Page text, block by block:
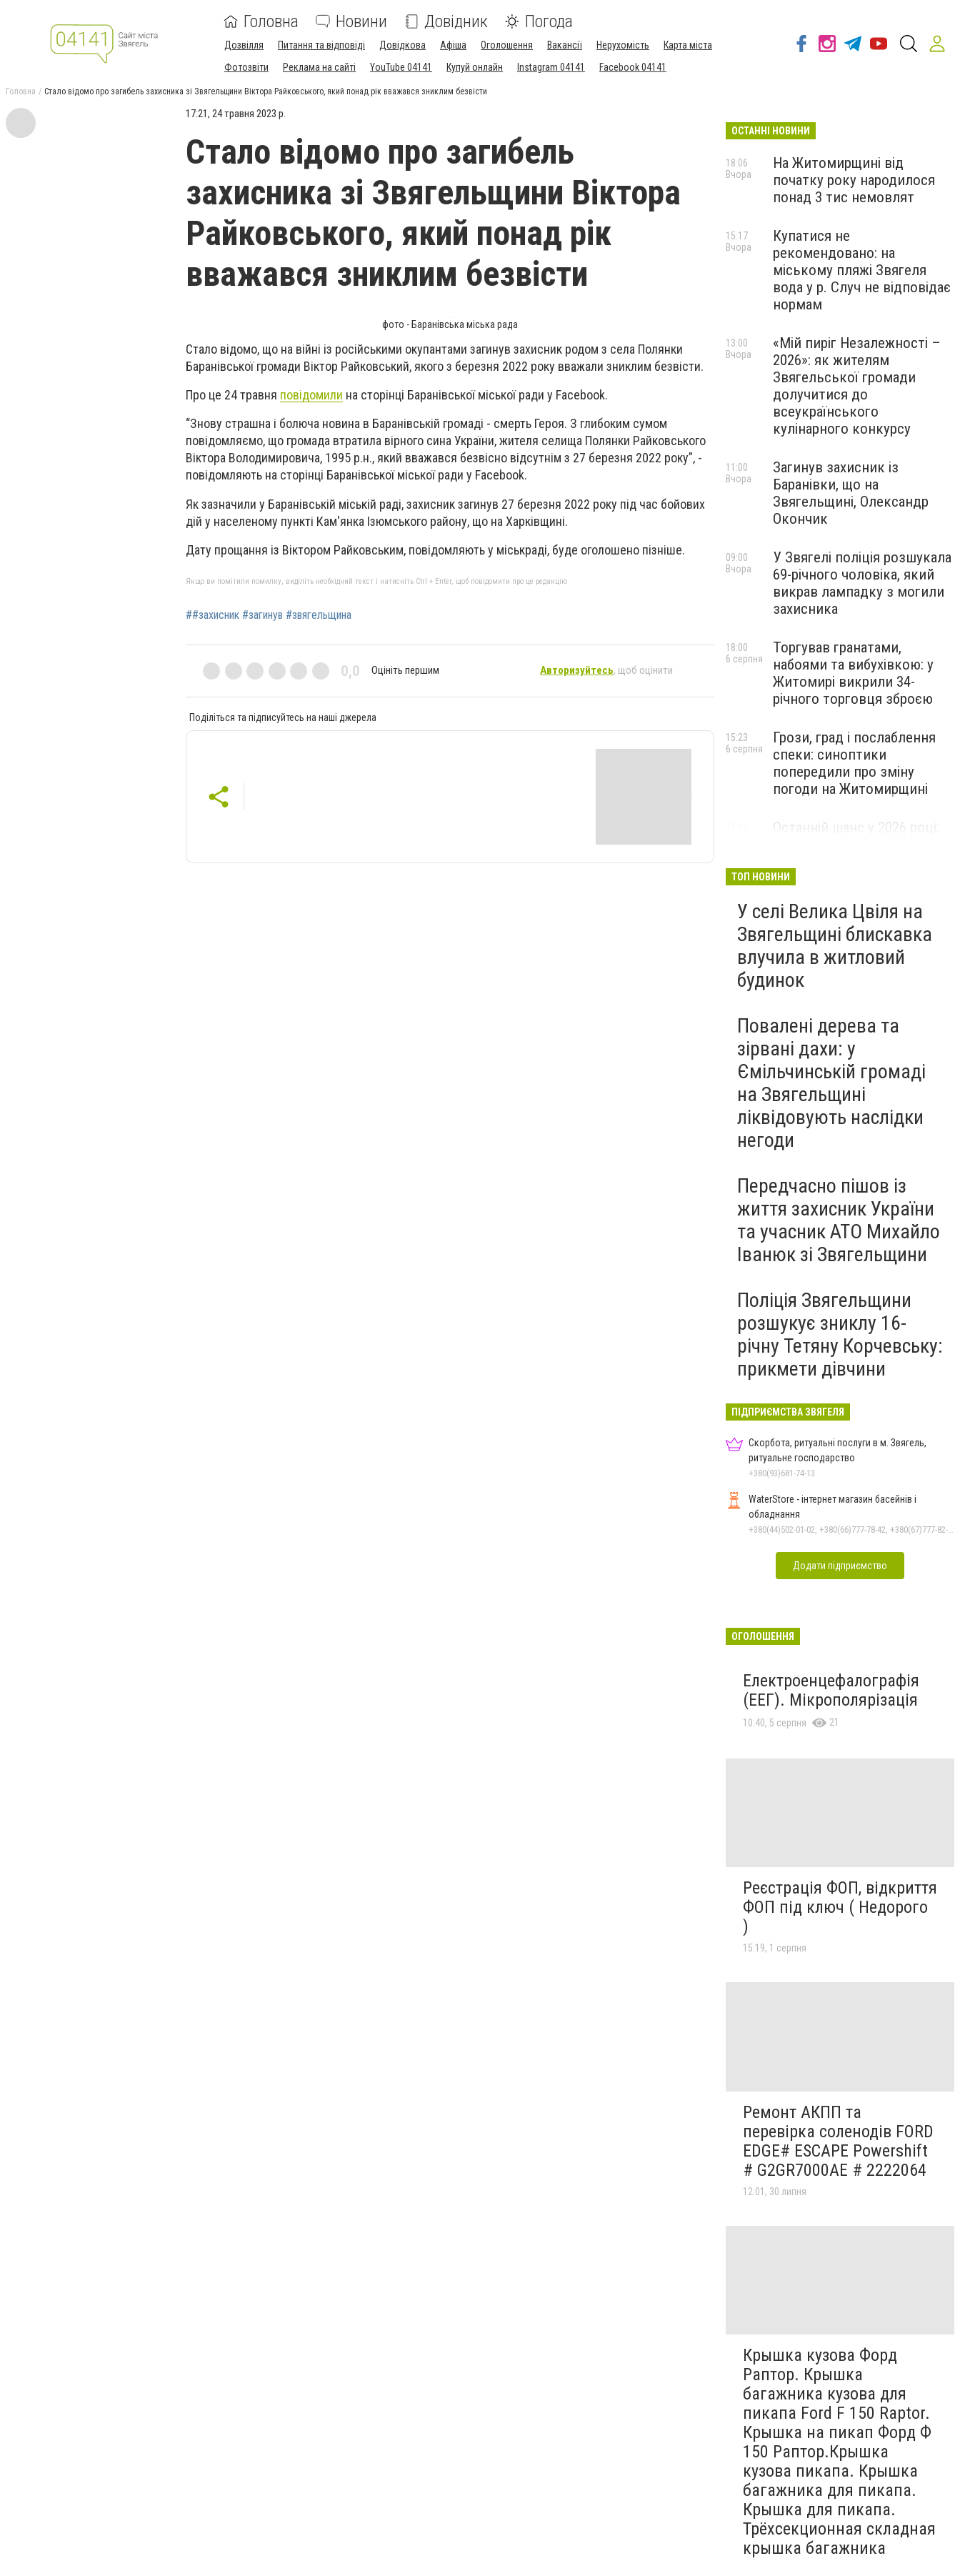
Головна Новини Довідник Погода
Дозвілля Питання та відповіді Довідкова Афіша Оголошення Вакансії Нерухомість
Карта міста
Фотозвіти
Реклама на сайті YouTube 04141 Купуй онлайн Instagram 04141 Facebook 04141
Головна Стало відомо про загибель захисника зі Звягельщини Віктора Райковського, який понад рік вважався зниклим безвісти
17:21, 24 травня 2023 р.
Стало відомо про загибель
захисника зі Звягельщини Віктора
Райковського, який понад рік
вважався зниклим безвісти
фото - Баранівська міська рада
Стало відомо, що на війні із російськими окупантами загинув захисник родом з села Полянки
Баранівської громади Віктор Райковський, якого з березня 2022 року вважали зниклим безвісти.
Про це 24 травня повідомили на сторінці Баранівської міської ради у Facebook.
“Знову страшна і болюча новина в Баранівській громаді - смерть Героя. З глибоким сумом
повідомляємо, що громада втратила вірного сина України, жителя селища Полянки Райковського
Віктора Володимировича, 1995 р.н., який вважався безвісно відсутнім з 27 березня 2022 року”, -
повідомляють на сторінці Баранівської міської ради у Facebook.
Як зазначили у Баранівській міській раді, захисник загинув 27 березня 2022 року під час бойових
дій у населеному пункті Кам'янка Ізюмського району, що на Харківщині.
Дату прощання із Віктором Райковським, повідомляють у міськраді, буде оголошено пізніше.
Якщо ви помітили помилку, виділіть необхідний текст і натисніть Ctrl + Enter, щоб повідомити про це редакцію
##захисник #загинув #звягельщина
0,0 Оцініть першим Авторизуйтесь, щоб оцінити
Поділіться та підписуйтесь на наші джерела
ОСТАННІ НОВИНИ
На Житомирщині від
початку року народилося
понад 3 тис немовлят
18:06
Вчора
Купатися не
рекомендовано: на
міському пляжі Звягеля
вода у р. Случ не відповідає
нормам
15:17
Вчора
«Мій пиріг Незалежності –
2026»: як жителям
Звягельської громади
долучитися до
всеукраїнського
кулінарного конкурсу
13:00
Вчора
Загинув захисник із
Баранівки, що на
Звягельщині, Олександр
Окончик
11:00
Вчора
У Звягелі поліція розшукала
69-річного чоловіка, який
викрав лампадку з могили
захисника
09:00
Вчора
Торгував гранатами,
набоями та вибухівкою: у
Житомирі викрили 34-
річного торговця зброєю
18:00
6 серпня
Грози, град і послаблення
спеки: синоптики
попередили про зміну
погоди на Житомирщині
15:23
6 серпня
Останній шанс у 2026 році:
майбутніх водійок автобусів
ТОП НОВИНИ
У селі Велика Цвіля на
Звягельщині блискавка
влучила в житловий
будинок
Повалені дерева та
зірвані дахи: у
Ємільчинській громаді
на Звягельщині
ліквідовують наслідки
негоди
Передчасно пішов із
життя захисник України
та учасник АТО Михайло
Іванюк зі Звягельщини
Поліція Звягельщини
розшукує зниклу 16-
річну Тетяну Корчевську:
прикмети дівчини
ПІДПРИЄМСТВА ЗВЯГЕЛЯ
Скорбота, ритуальні послуги в м. Звягель,
ритуальне господарство
+380(93)681-74-13
WaterStore - інтернет магазин басейнів і
обладнання
+380(44)502-01-02, +380(66)777-78-42, +380(67)777-82-19, +380(67)890-80-80, +380(73)890-80-80, +380(44)502-01-03
Додати підприємство
ОГОЛОШЕННЯ
Електроенцефалографія
(ЕЕГ). Мікрополярізація
10:40, 5 серпня 21
Реєстрація ФОП, відкриття
ФОП під ключ ( Недорого
)
15:19, 1 серпня
Ремонт АКПП та
перевірка соленодів FORD
EDGE# ESCAPE Powershift
# G2GR7000AE # 2222064
12:01, 30 липня
Крышка кузова Форд
Раптор. Крышка
багажника кузова для
пикапа Ford F 150 Raptor.
Крышка на пикап Форд Ф
150 Раптор.Крышка
кузова пикапа. Крышка
багажника для пикапа.
Крышка для пикапа.
Трёхсекционная складная
крышка багажника